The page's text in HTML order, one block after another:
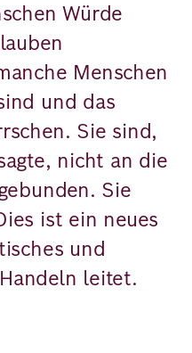
Würde
Menschen
und das
Sie sind,
nicht an die
Sie
ist ein neues
und
leitet.